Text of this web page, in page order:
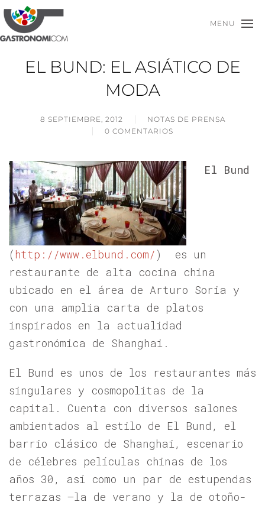
MENU
EL BUND: EL ASIÁTICO DE
MODA
8 SEPTIEMBRE, 2012
NOTAS DE PRENSA
0 COMENTARIOS
El Bund
( http://www.elbund.com/ ) es un
restaurante de alta cocina china
ubicado en el área de Arturo Soria y
con una amplia carta de platos
inspirados en la actualidad
gastronómica de Shanghai.
El Bund es unos de los restaurantes más
singulares y cosmopolitas de la
capital. Cuenta con diversos salones
ambientados al estilo de El Bund, el
barrio clásico de Shanghai, escenario
de célebres películas chinas de los
años 30, así como un par de estupendas
terrazas –la de verano y la de otoño-